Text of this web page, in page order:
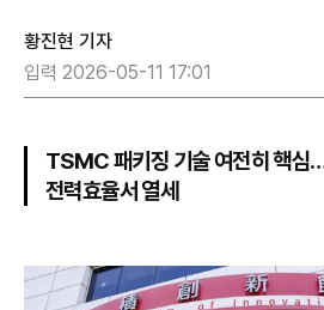
황진현 기자
입력 2026-05-11 17:01
TSMC 패키징 기술 여전히 핵심…
전력효율서 열세